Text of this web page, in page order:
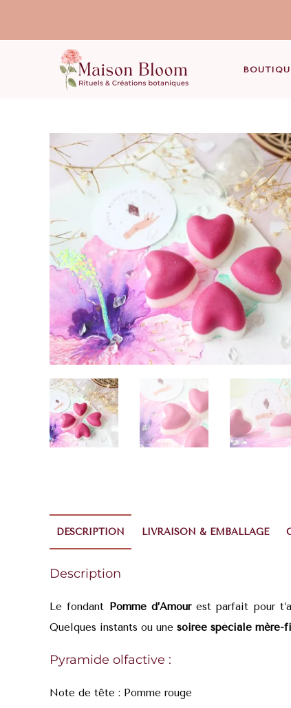
DESCRIPTION LIVRAISON & EMBALLAGE
Description
Le fondant Pomme d’Amourest parfait pour
Quelques instants ou une soirée spéciale mère-
Pyramide olfactive :
Note de tête : Pomme rouge